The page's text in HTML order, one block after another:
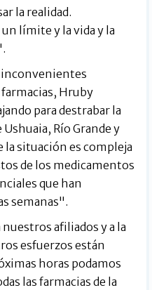
la realidad.
límite y la vida y la
inconvenientes
farmacias, Hruby
para destrabar la
Río Grande y
la situación es compleja
de los medicamentos
que han
semanas".
afiliados y a la
esfuerzos están
horas podamos
las farmacias de la